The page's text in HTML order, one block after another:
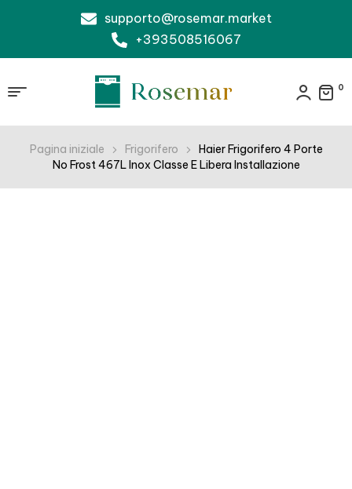
supporto@rosemar.market
+393508516067
0
Pagina iniziale Frigorifero
Haier Frigorifero 4 Porte
No Frost 467L Inox Classe E Libera Installazione